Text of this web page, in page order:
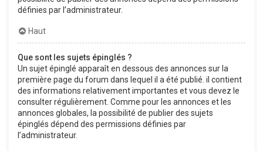
définies par l’administrateur.
Haut
Que sont les sujets épinglés ?
Un sujet épinglé apparaît en dessous des annonces sur la
première page du forum dans lequel il a été publié. il contient
des informations relativement importantes et vous devez le
consulter régulièrement. Comme pour les annonces et les
annonces globales, la possibilité de publier des sujets
épinglés dépend des permissions définies par
l’administrateur.